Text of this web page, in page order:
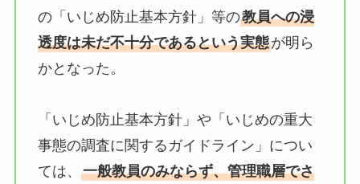
の「いじめ防止基本方針」等の教員への浸
透度は未だ不十分であるという実態が明ら
かとなった。
「いじめ防止基本方針」や「いじめの重大
事態の調査に関するガイドライン」につい
ては、 一般教員のみならず、管理職層でさ